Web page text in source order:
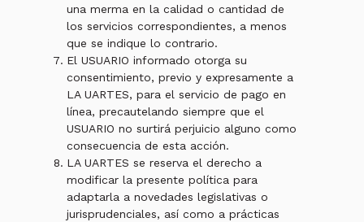
una merma en la calidad o cantidad de
los servicios correspondientes, a menos
que se indique lo contrario.
El USUARIO informado otorga su
consentimiento, previo y expresamente a
LA UARTES, para el servicio de pago en
línea, precautelando siempre que el
USUARIO no surtirá perjuicio alguno como
consecuencia de esta acción.
LA UARTES se reserva el derecho a
modificar la presente política para
adaptarla a novedades legislativas o
jurisprudenciales, así como a prácticas